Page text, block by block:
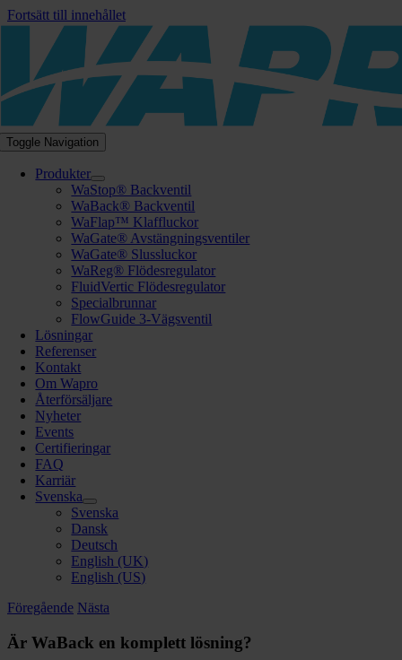
Fortsätt till innehållet
Toggle Navigation
Produkter
WaStop® Backventil
WaBack® Backventil
WaFlap™ Klaffluckor
WaGate® Avstängningsventiler
WaGate® Slussluckor
WaReg® Flödesregulator
FluidVertic Flödesregulator
Specialbrunnar
FlowGuide 3-Vägsventil
Lösningar
Referenser
Kontakt
Om Wapro
Återförsäljare
Nyheter
Events
Certifieringar
FAQ
Karriär
Svenska
Svenska
Dansk
Deutsch
English (UK)
English (US)
Föregående Nästa
Är WaBack en komplett lösning?